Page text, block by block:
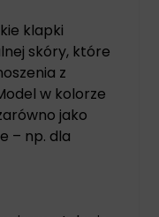
klapki
skóry, które
z
w kolorze
jako
– np. dla